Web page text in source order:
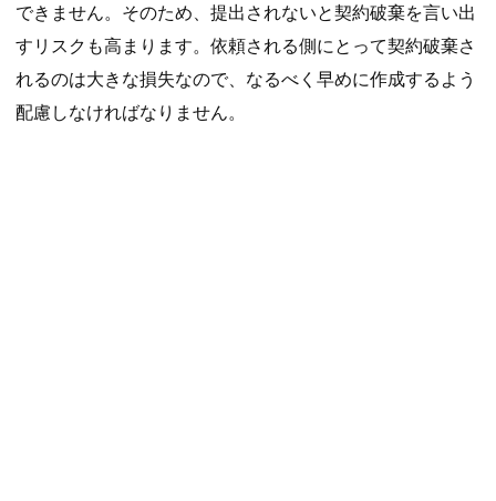
できません。そのため、提出されないと契約破棄を言い出
すリスクも高まります。依頼される側にとって契約破棄さ
れるのは大きな損失なので、なるべく早めに作成するよう
配慮しなければなりません。